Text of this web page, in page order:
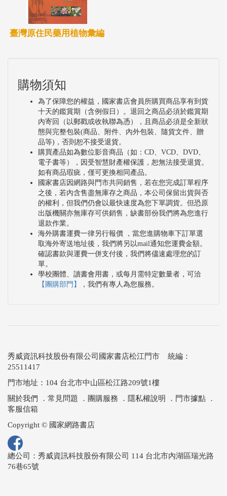
臺灣原住民藥用植物彙編
購物須知
為了保障您的權益，國家書店會員所購買商品享有到貨
十天的鑑賞期（含例假日）。退回之商品必須於鑑賞期
內寄回（以郵戳或收執聯為憑），且商品必須是全新狀
態與完整包裝(商品、附件、內外包裝、隨貨文件、贈
品等)，否則恕不接受退貨。
購買產品如為數位影音商品（如：CD、VCD、DVD、
電子書等），因受智慧財產權保護，恕無法接受退貨。
如有商品瑕疵，僅可更換相同產品。
國家書店因網路與門市共同銷售，若在您完成訂單程序
之後，若內含售盡無庫存之商品，本公司保留出貨與否
的權利，但我們仍會以最快速度為您下單調貨。但恐原
出版機關亦無庫存可供銷售，缺書部份我們將為您進行
退款作業。
海外購書運費一律另行報價 ，當您進購物車下訂單選
取海外寄送地址後，我們將另以mail通知您運費金額。
確認書款與運費一併支付後，我們將儘速處理您的訂
單。
學校團體、讀書會用書，或每月需特定數量者，可洽
【團購部門】
，我們有專人為您服務。
秀威資訊科技股份有限公司國家書店松江門市 統編：
25511417
門市地址：104 台北市中山區松江路209號1樓
關於我們
． 常見問題 ． 團購服務 ． 隱私權說明 ． 門市據點 ．
客服信箱
Copyright © 國家網路書店
總公司：秀威資訊科技股份有限公司 114 台北市內湖區瑞光路
76巷65號